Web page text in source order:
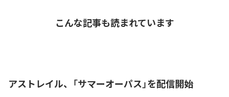
こんな記事も読まれています
アストレイル、「サマーオーパス」を配信開始